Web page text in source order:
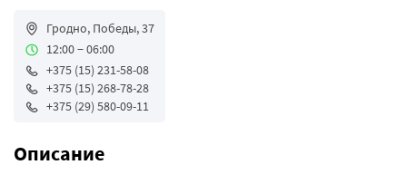
Гродно, Победы, 37
12:00 − 06:00
+375 (15) 231-58-08
+375 (15) 268-78-28
+375 (29) 580-09-11
Описание